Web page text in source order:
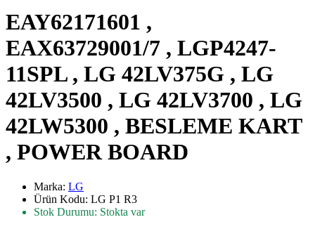
EAY62171601 ,
EAX63729001/7 , LGP4247-
11SPL , LG 42LV375G , LG
42LV3500 , LG 42LV3700 , LG
42LW5300 , BESLEME KART
, POWER BOARD
Marka: LG
Ürün Kodu: LG P1 R3
Stok Durumu: Stokta var